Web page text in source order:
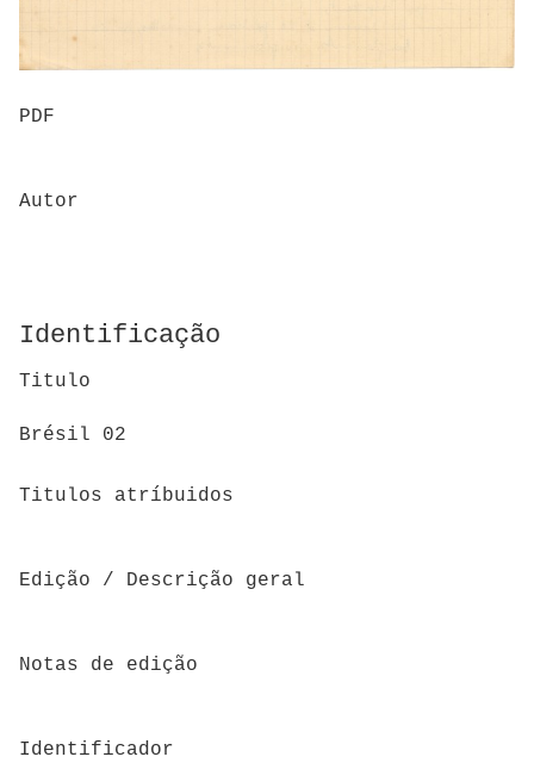
PDF
Autor
Identificação
Titulo
Brésil 02
Titulos atríbuidos
Edição / Descrição geral
Notas de edição
Identificador